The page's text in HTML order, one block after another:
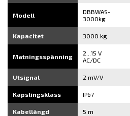
Modell
DBBWAS-
3000kg
Kapacitet 3000 kg
Matningsspänning
2...15 V
AC/DC
Utsignal 2 mV/V
Kapslingsklass IP67
Kabellängd 5 m